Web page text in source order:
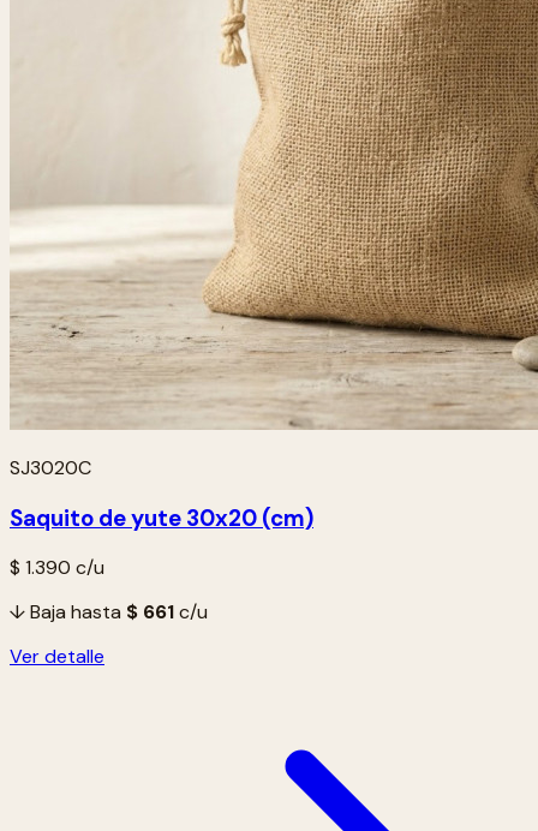
SJ3020C
Saquito de yute 30x20 (cm)
$ 1.390 c/u
↓ Baja hasta $ 661c/u
Ver detalle